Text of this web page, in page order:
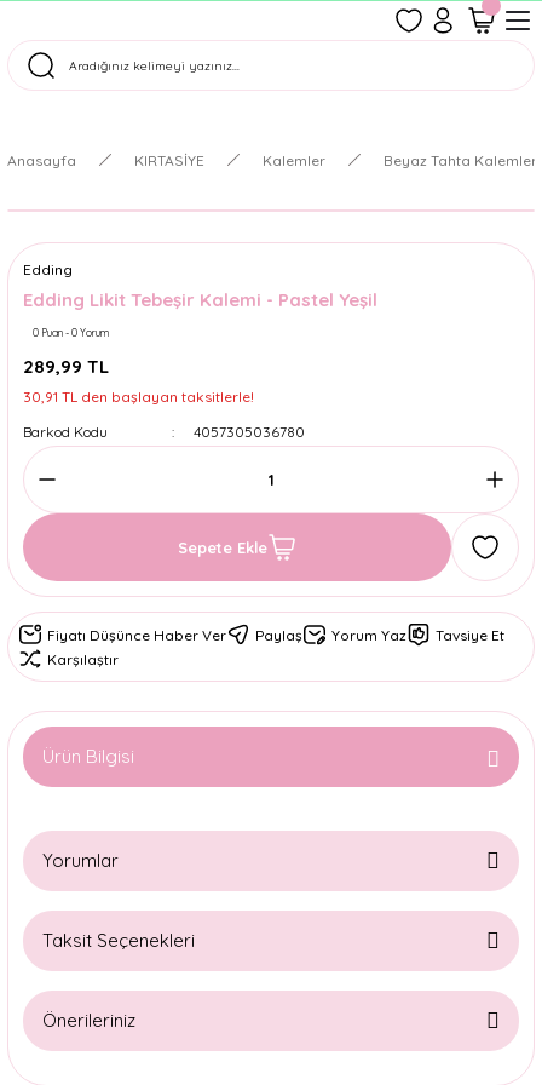
Tüm Siparişler Aynı Gün Kargoda!
Anasayfa KIRTASİYE Kalemler Beyaz Tahta
Edding
Edding Likit Tebeşir Kalemi - Pastel Yeşil
0 Puan - 0 Yorum
289,99 TL
30,91 TL den başlayan taksitlerle!
Barkod Kodu
4057305036780
Sepete Ekle
Fiyatı Düşünce Haber Ver Paylaş Yorum Yaz
Tavsiye Et
Karşılaştır
Ürün Bilgisi
Yorumlar
Taksit Seçenekleri
Önerileriniz